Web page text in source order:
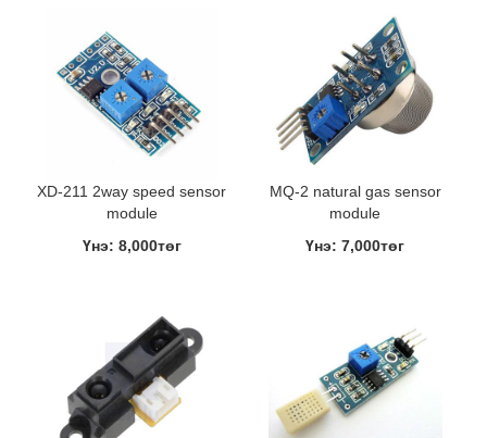
XD-211 2way speed sensor
module
Үнэ: 8,000төг
MQ-2 natural gas sensor
module
Үнэ: 7,000төг